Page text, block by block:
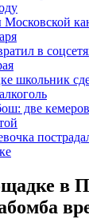
в
школьник
две
в